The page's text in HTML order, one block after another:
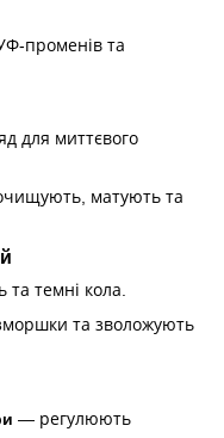
променів та
для миттєвого
матують та
темні кола.
та зволожують
— регулюють